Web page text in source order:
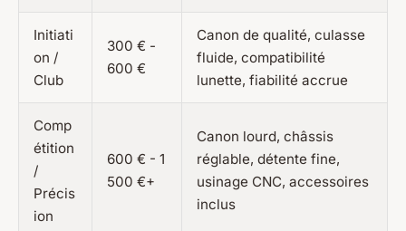
Initiati
on /
Club
300 € -
600 €
Canon de qualité, culasse
fluide, compatibilité
lunette, fiabilité accrue
Comp
étition
/
Précis
ion
600 € - 1
500 €+
Canon lourd, châssis
réglable, détente fine,
usinage CNC, accessoires
inclus